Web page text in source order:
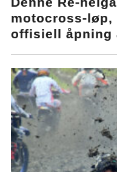
motocross-løp,
offisiell åpning